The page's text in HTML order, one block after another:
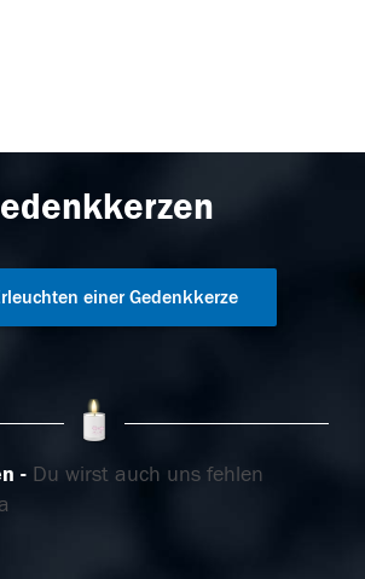
einer Gedenkkerze
Du wirst auch uns fehlen